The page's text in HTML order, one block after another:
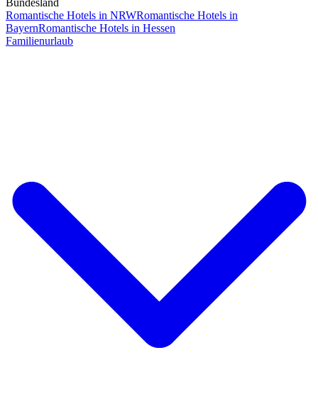
Romantische Hotels in NRWRomantische Hotels in
BayernRomantische Hotels in Hessen
Familienurlaub